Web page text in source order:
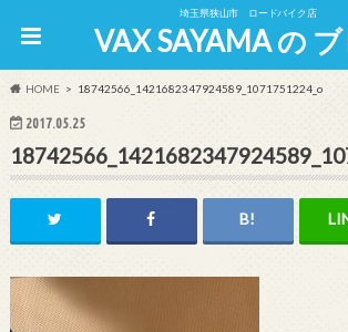
埼玉県狭山市 ロードバイク店
VAX SAYAMA の
HOME 18742566_1421682347924589_1071751224_o
2017.05.25